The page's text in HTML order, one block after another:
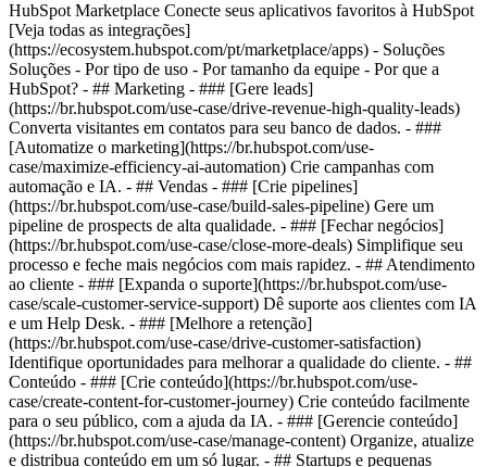
HubSpot Marketplace Conecte seus aplicativos favoritos à HubSpot
[Veja todas as integrações]
(https://ecosystem.hubspot.com/pt/marketplace/apps) - Soluções
Soluções - Por tipo de uso - Por tamanho da equipe - Por que a
HubSpot? - ## Marketing - ### [Gere leads]
(https://br.hubspot.com/use-case/drive-revenue-high-quality-leads)
Converta visitantes em contatos para seu banco de dados. - ###
[Automatize o marketing](https://br.hubspot.com/use-
case/maximize-efficiency-ai-automation) Crie campanhas com
automação e IA. - ## Vendas - ### [Crie pipelines]
(https://br.hubspot.com/use-case/build-sales-pipeline) Gere um
pipeline de prospects de alta qualidade. - ### [Fechar negócios]
(https://br.hubspot.com/use-case/close-more-deals) Simplifique seu
processo e feche mais negócios com mais rapidez. - ## Atendimento
ao cliente - ### [Expanda o suporte](https://br.hubspot.com/use-
case/scale-customer-service-support) Dê suporte aos clientes com IA
e um Help Desk. - ### [Melhore a retenção]
(https://br.hubspot.com/use-case/drive-customer-satisfaction)
Identifique oportunidades para melhorar a qualidade do cliente. - ##
Conteúdo - ### [Crie conteúdo](https://br.hubspot.com/use-
case/create-content-for-customer-journey) Crie conteúdo facilmente
para o seu público, com a ajuda da IA. - ### [Gerencie conteúdo]
(https://br.hubspot.com/use-case/manage-content) Organize, atualize
e distribua conteúdo em um só lugar. - ## Startups e pequenas